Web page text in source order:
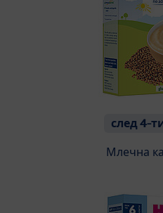
след 4-
Млечна